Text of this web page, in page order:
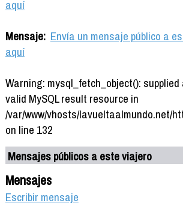
aquí
Mensaje: Envía un mensaje público a
aquí
Warning: mysql_fetch_object():
valid MySQL result resource in
/var/www/vhosts/lavueltaalmundo.net/
on line 132
Mensajes públicos a este viajero
Mensajes
Escribir mensaje